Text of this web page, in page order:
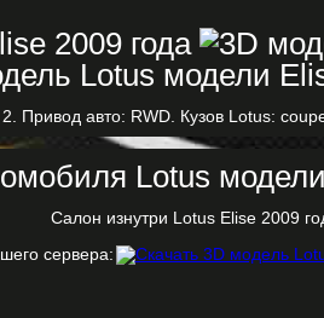
Привод авто: RWD. Кузов Lotus:
Lotus
Салон изнутри Lotus Elise 2009
сервера: